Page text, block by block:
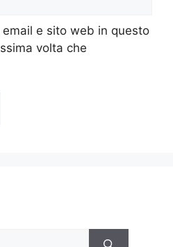
e sito web in questo
volta che